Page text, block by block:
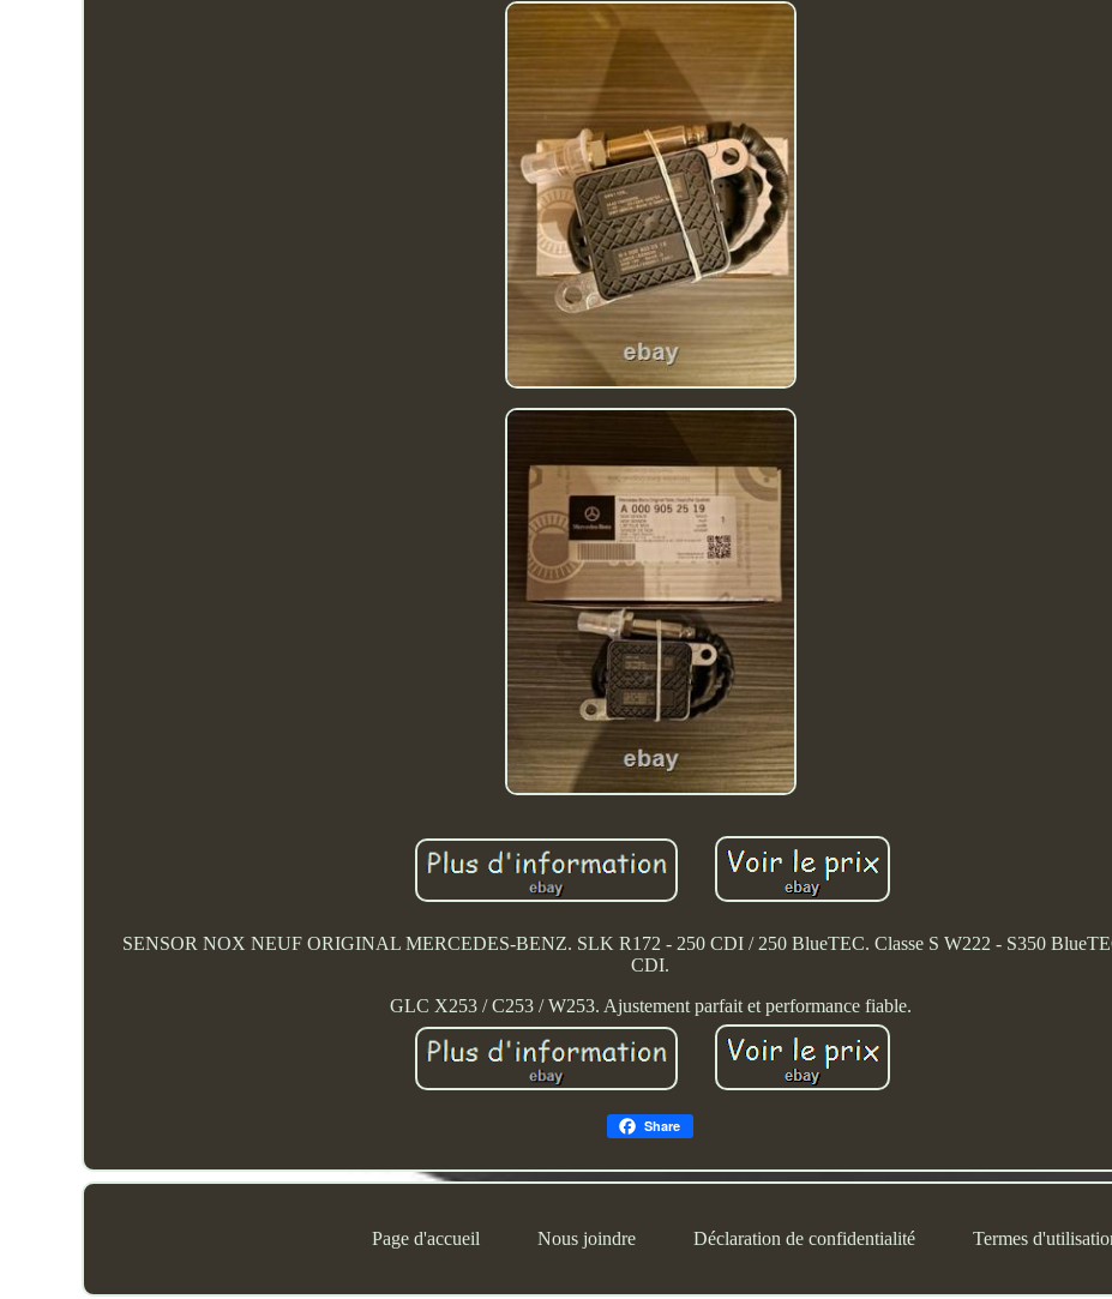
SENSOR NOX NEUF ORIGINAL MERCEDES-BENZ. SLK R172 - 250 CDI / 250 BlueTEC. Classe S W222 - S350
CDI.
GLC X253 / C253 / W253. Ajustement parfait et performance fiable.
Share
Page d'accueil Nous joindre Déclaration de confidentialité Termes